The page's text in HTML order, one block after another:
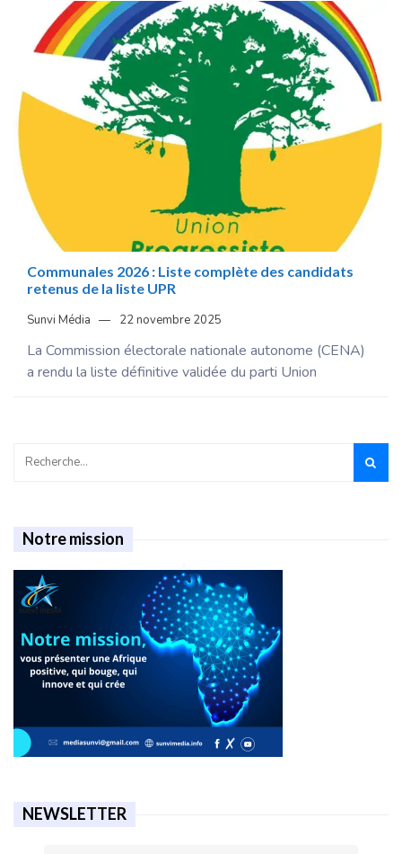
Communales 2026 : Liste complète des candidats
retenus de la liste UPR
Sunvi Média 22 novembre 2025
La Commission électorale nationale autonome (CENA)
a rendu la liste définitive validée du parti Union
Notre mission
NEWSLETTER